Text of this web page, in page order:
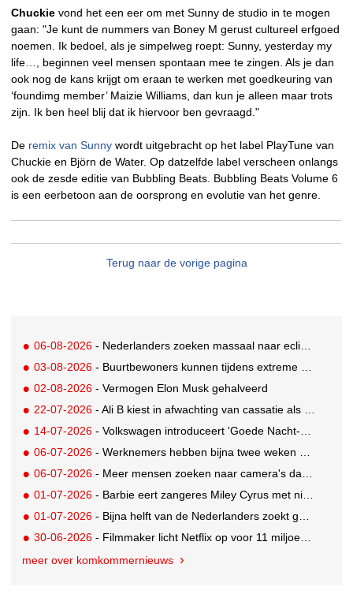
Chuckie vond het een eer om met Sunny de studio in te mogen
gaan: "Je kunt de nummers van Boney M gerust cultureel erfgoed
noemen. Ik bedoel, als je simpelweg roept: Sunny, yesterday my
life…, beginnen veel mensen spontaan mee te zingen. Als je dan
ook nog de kans krijgt om eraan te werken met goedkeuring van
‘foundimg member’ Maizie Williams, dan kun je alleen maar trots
zijn. Ik ben heel blij dat ik hiervoor ben gevraagd."
De remix van Sunny wordt uitgebracht op het label PlayTune van
Chuckie en Björn de Water. Op datzelfde label verscheen onlangs
ook de zesde editie van Bubbling Beats. Bubbling Beats Volume 6
is een eerbetoon aan de oorsprong en evolutie van het genre.
Terug naar de vorige pagina
06-08-2026 - Nederlanders zoeken massaal naar eclipsbrillen op Marktplaats
03-08-2026 - Buurtbewoners kunnen tijdens extreme hitte terecht bij The Social Hub
02-08-2026 - Vermogen Elon Musk gehalveerd
22-07-2026 - Ali B kiest in afwachting van cassatie als spreker voor een nieuw podium
14-07-2026 - Volkswagen introduceert 'Goede Nacht-pakket' waarmee auto flexibele slaapruimte met airco wordt
06-07-2026 - Werknemers hebben bijna twee weken nodig om volledig op te laden
06-07-2026 - Meer mensen zoeken naar camera's dankzij tv-programma Het Perfecte Plaatje
01-07-2026 - Barbie eert zangeres Miley Cyrus met nieuwe Signature Collector pop
01-07-2026 - Bijna helft van de Nederlanders zoekt goedkopere vakantie
30-06-2026 - Filmmaker licht Netflix op voor 11 miljoen dollar; 2,5 jaar celstraf
meer over komkommernieuws